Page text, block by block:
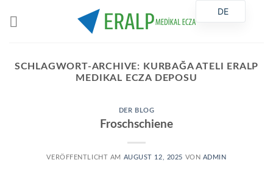
SCHLAGWORT-ARCHIVE:
KURBAĞA ATELI ERALP
MEDIKAL ECZA DEPOSU
DER BLOG
Froschschiene
VERÖFFENTLICHT AM AUGUST 12, 2025 VON ADMIN
DE